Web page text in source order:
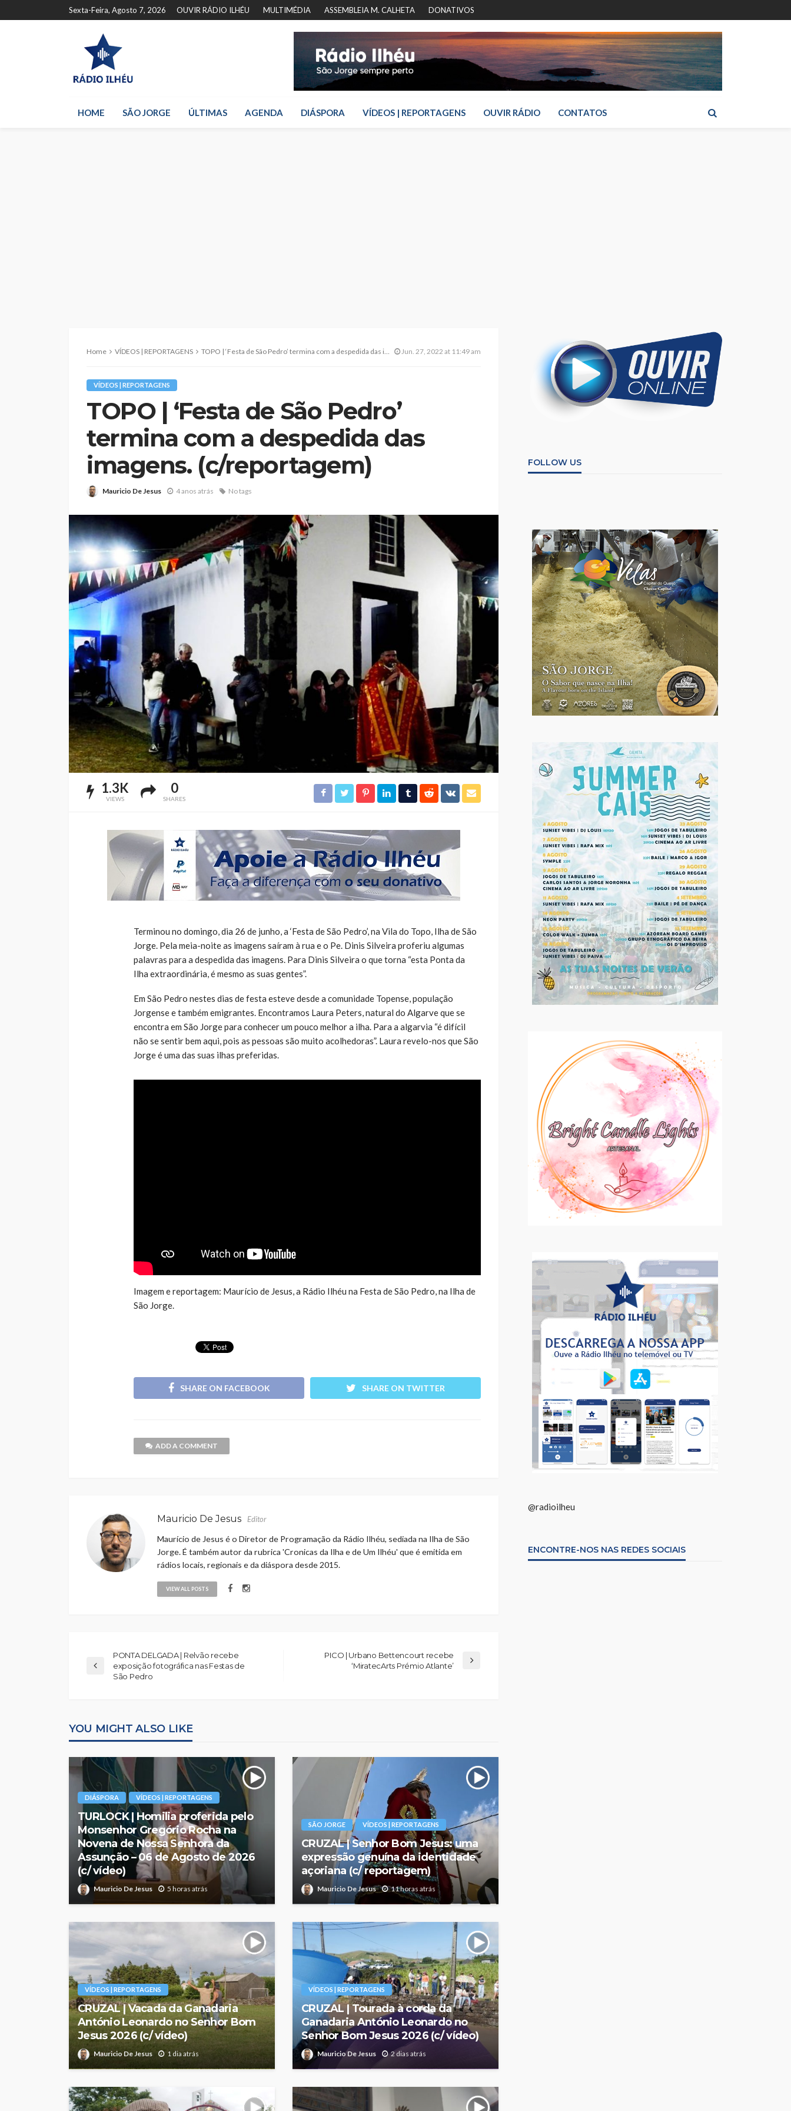
Sexta-Feira, Agosto 7, 2026 OUVIR RÁDIO ILHÉU MULTIMÉDIA ASSEMBLEIA M. CALHETA DONATIVOS
HOME SÃO JORGE ÚLTIMAS AGENDA DIÁSPORA VÍDEOS | REPORTAGENS OUVIR RÁDIO CONTATOS
Home VÍDEOS | REPORTAGENS TOPO | ‘Festa de São Pedro’ termina com a despedida das imagens. (c/reportagem) Jun. 27, 2022 at 11:49 am
VÍDEOS | REPORTAGENS
TOPO | ‘Festa de São Pedro’
termina com a despedida das
imagens. (c/reportagem)
Mauricio De Jesus 4 anos atrás No tags
1.3K
VIEWS
0
SHARES
Terminou no domingo, dia 26 de junho, a ‘Festa de São Pedro’, na Vila do Topo, Ilha de São
Jorge. Pela meia-noite as imagens saíram à rua e o Pe. Dinis Silveira proferiu algumas
palavras para a despedida das imagens. Para Dinis Silveira o que torna “esta Ponta da
Ilha extraordinária, é mesmo as suas gentes”.
Em São Pedro nestes dias de festa esteve desde a comunidade Topense, população
Jorgense e também emigrantes. Encontramos Laura Peters, natural do Algarve que se
encontra em São Jorge para conhecer um pouco melhor a ilha. Para a algarvia “é difícil
não se sentir bem aqui, pois as pessoas são muito acolhedoras”. Laura revelo-nos que São
Jorge é uma das suas ilhas preferidas.
Imagem e reportagem: Maurício de Jesus, a Rádio Ilhéu na Festa de São Pedro, na Ilha de
São Jorge.
SHARE ON FACEBOOK SHARE ON TWITTER
ADD A COMMENT
Mauricio De Jesus Editor
Maurício de Jesus é o Diretor de Programação da Rádio Ilhéu, sediada na Ilha de São
Jorge. É também autor da rubrica 'Cronicas da Ilha e de Um Ilhéu' que é emitida em
rádios locais, regionais e da diáspora desde 2015.
VIEW ALL POSTS
PONTA DELGADA | Relvão recebe
exposição fotográfica nas Festas de
São Pedro
PICO | Urbano Bettencourt recebe
‘MiratecArts Prémio Atlante’
YOU MIGHT ALSO LIKE
DIÁSPORA VÍDEOS | REPORTAGENS
TURLOCK | Homilia proferida pelo
Monsenhor Gregório Rocha na
Novena de Nossa Senhora da
Assunção – 06 de Agosto de 2026
(c/ vídeo)
Mauricio De Jesus 5 horas atrás
SÃO JORGE VÍDEOS | REPORTAGENS
CRUZAL | Senhor Bom Jesus: uma
expressão genuína da identidade
açoriana (c/ reportagem)
Mauricio De Jesus 11 horas atrás
VÍDEOS | REPORTAGENS
CRUZAL | Vacada da Ganadaria
António Leonardo no Senhor Bom
Jesus 2026 (c/ vídeo)
Mauricio De Jesus 1 dia atrás
VÍDEOS | REPORTAGENS
CRUZAL | Tourada à corda da
Ganadaria António Leonardo no
Senhor Bom Jesus 2026 (c/ vídeo)
Mauricio De Jesus 2 dias atrás
FOLLOW US
@radioilheu
ENCONTRE-NOS NAS REDES SOCIAIS